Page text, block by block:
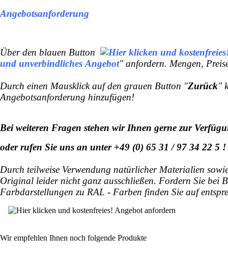
Angebotsanforderung
Über den blauen Button
und unverbindliches Angebot" anfordern. Mengen,
Durch einen Mausklick auf den grauen Button "Zurück"
Angebotsanforderung hinzufügen!
Bei weiteren Fragen stehen wir Ihnen gerne zur
oder rufen Sie uns an unter +49 (0) 65 31 / 97 34 22 5 !
Durch teilweise Verwendung natürlicher Materialien
Original leider nicht ganz ausschließen. Fordern Sie bei
Farbdarstellungen zu RAL - Farben finden Sie auf
Wir empfehlen Ihnen noch folgende Produkte